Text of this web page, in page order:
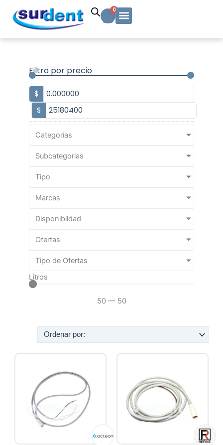
contenido
0
Carrito
Filtro por precio
$
$
Categorías
Subcategorias
Tipo
Marcas
Disponibildad
Ofertas
Tipo de Ofertas
Litros
50 — 50